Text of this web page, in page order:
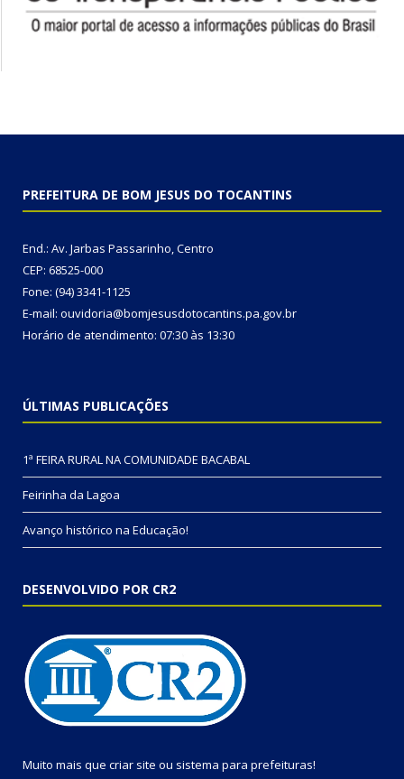
PREFEITURA DE BOM JESUS DO TOCANTINS
End.: Av. Jarbas Passarinho, Centro
CEP: 68525-000
Fone: (94) 3341-1125
E-mail: ouvidoria@bomjesusdotocantins.pa.gov.br
Horário de atendimento: 07:30 às 13:30
ÚLTIMAS PUBLICAÇÕES
1ª FEIRA RURAL NA COMUNIDADE BACABAL
Feirinha da Lagoa
Avanço histórico na Educação!
DESENVOLVIDO POR CR2
Muito mais que criar site ou sistema para prefeituras!